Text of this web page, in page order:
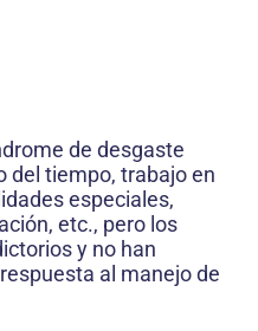
de desgaste
del tiempo, trabajo en
especiales,
etc., pero los
y no han
al manejo de